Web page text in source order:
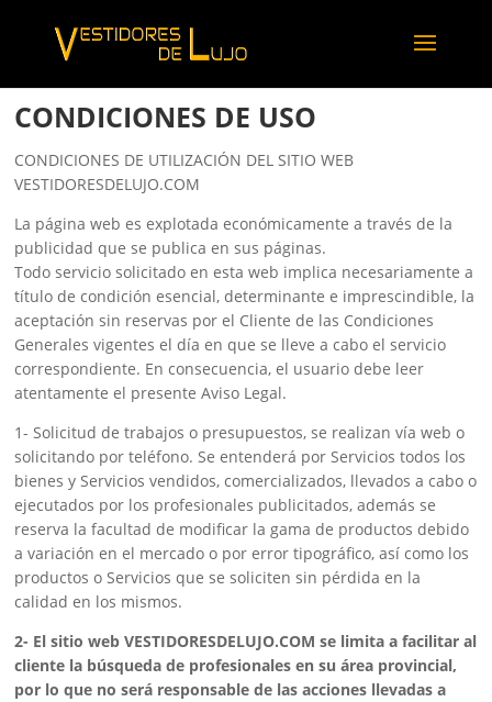
CONDICIONES DE USO
CONDICIONES DE UTILIZACIÓN DEL SITIO WEB
VESTIDORESDELUJO.COM
La página web es explotada económicamente a través de la
publicidad que se publica en sus páginas.
Todo servicio solicitado en esta web implica necesariamente a
título de condición esencial, determinante e imprescindible, la
aceptación sin reservas por el Cliente de las Condiciones
Generales vigentes el día en que se lleve a cabo el servicio
correspondiente. En consecuencia, el usuario debe leer
atentamente el presente Aviso Legal.
1- Solicitud de trabajos o presupuestos, se realizan vía web o
solicitando por teléfono. Se entenderá por Servicios todos los
bienes y Servicios vendidos, comercializados, llevados a cabo o
ejecutados por los profesionales publicitados, además se
reserva la facultad de modificar la gama de productos debido
a variación en el mercado o por error tipográfico, así como los
productos o Servicios que se soliciten sin pérdida en la
calidad en los mismos.
2- El sitio web VESTIDORESDELUJO.COM se limita a facilitar al
cliente la búsqueda de profesionales en su área provincial,
por lo que no será responsable de las acciones llevadas a